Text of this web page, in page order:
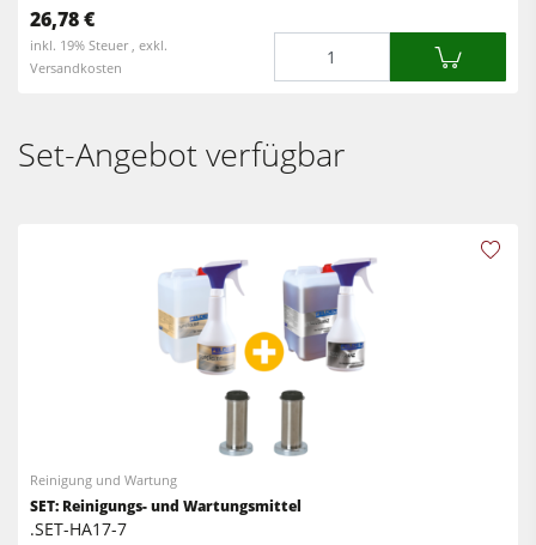
26,78 €
inkl. 19% Steuer , exkl.
Versandkosten
Set-Angebot verfügbar
Reinigung und Wartung
SET: Reinigungs- und Wartungsmittel
.SET-HA17-7